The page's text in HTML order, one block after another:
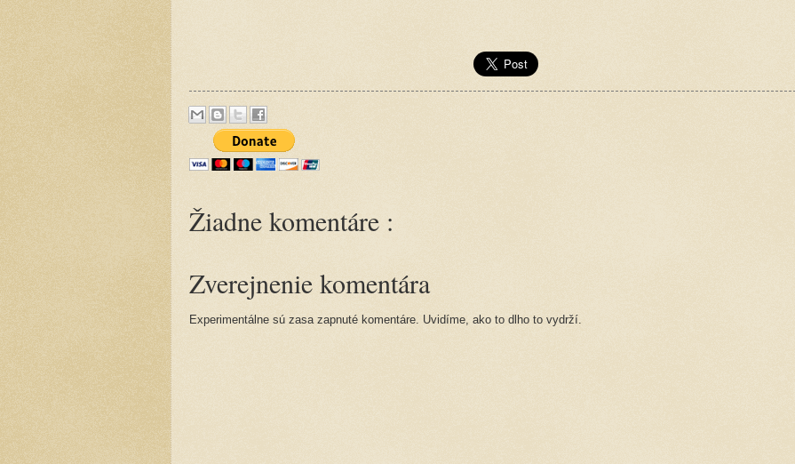
Žiadne komentáre :
Zverejnenie komentára
Experimentálne sú zasa zapnuté komentáre. Uvidíme, ako to dlho to vydrží.